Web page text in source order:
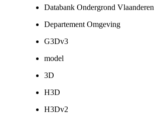
Databank Ondergrond Vlaanderen
Departement Omgeving
G3Dv3
model
3D
H3D
H3Dv2